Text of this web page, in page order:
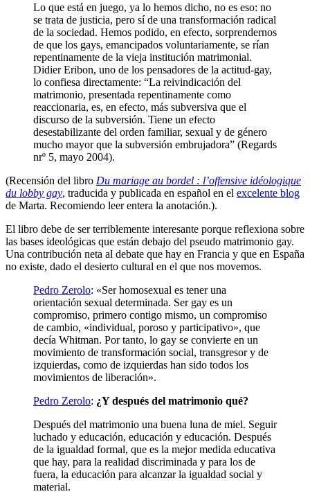
Lo que está en juego, ya lo hemos dicho, no es eso: no
se trata de justicia, pero sí de una transformación radical
de la sociedad. Hemos podido, en efecto, sorprendernos
de que los gays, emancipados voluntariamente, se rían
repentinamente de la vieja institución matrimonial.
Didier Eribon, uno de los pensadores de la actitud-gay,
lo confiesa directamente: “La reivindicación del
matrimonio, presentada repentinamente como
reaccionaria, es, en efecto, más subversiva que el
discurso de la subversión. Tiene un efecto
desestabilizante del orden familiar, sexual y de género
mucho mayor que la subversión embrujadora” (Regards
nrº 5, mayo 2004).
(Recensión del libro Du mariage au bordel : l’offensive idéologique
du lobby gay, traducida y publicada en español en el excelente blog
de Marta. Recomiendo leer entera la anotación.).
El libro debe de ser terriblemente interesante porque reflexiona sobre
las bases ideológicas que están debajo del pseudo matrimonio gay.
Una contribución neta al debate que hay en Francia y que en España
no existe, dado el desierto cultural en el que nos movemos.
Pedro Zerolo: «Ser homosexual es tener una
orientación sexual determinada. Ser gay es un
compromiso, primero contigo mismo, un compromiso
de cambio, «individual, poroso y participativo», que
decía Whitman. Por tanto, lo gay se convierte en un
movimiento de transformación social, transgresor y de
izquierdas, como de izquierdas han sido todos los
movimientos de liberación».
Pedro Zerolo: ¿Y después del matrimonio qué?
Después del matrimonio una buena luna de miel. Seguir
luchado y educación, educación y educación. Después
de la igualdad formal, que es la mejor medida educativa
que hay, para la realidad discriminada y para los de
fuera, la educación para alcanzar la igualdad social y
material.